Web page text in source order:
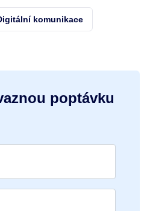
komunikace
poptávku